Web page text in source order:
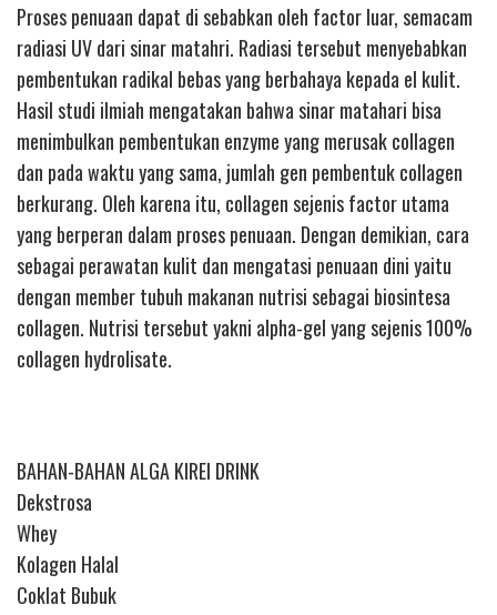
Proses penuaan dapat di sebabkan oleh factor luar, semacam
radiasi UV dari sinar matahri. Radiasi tersebut menyebabkan
pembentukan radikal bebas yang berbahaya kepada el kulit.
Hasil studi ilmiah mengatakan bahwa sinar matahari bisa
menimbulkan pembentukan enzyme yang merusak collagen
dan pada waktu yang sama, jumlah gen pembentuk collagen
berkurang. Oleh karena itu, collagen sejenis factor utama
yang berperan dalam proses penuaan. Dengan demikian, cara
sebagai perawatan kulit dan mengatasi penuaan dini yaitu
dengan member tubuh makanan nutrisi sebagai biosintesa
collagen. Nutrisi tersebut yakni alpha-gel yang sejenis 100%
collagen hydrolisate.
BAHAN-BAHAN ALGA KIREI DRINK
Dekstrosa
Whey
Kolagen Halal
Coklat Bubuk